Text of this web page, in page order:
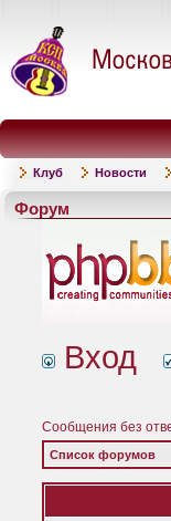
Клуб Новости
Форум
Вход
Сообщения без
Список форумов